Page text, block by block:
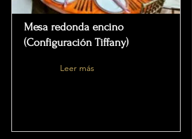
Mesa redonda encino
(Configuración Tiffany)
Leer más